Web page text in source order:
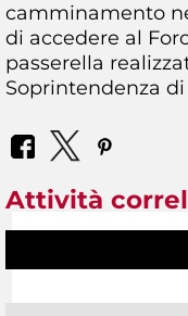
camminamento
di accedere al
passerella
Soprintendenza di
Attività